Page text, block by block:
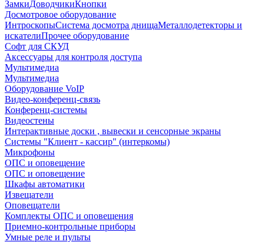
ЗамкиДоводчикиКнопки
Досмотровое оборудование
ИнтроскопыСистема досмотра днищаМеталлодетекторы и
искателиПрочее оборудование
Софт для СКУД
Аксессуары для контроля доступа
Мультимедиа
Мультимедиа
Оборудование VoIP
Видео-конференц-связь
Конференц-системы
Видеостены
Интерактивные доски , вывески и сенсорные экраны
Системы "Клиент - кассир" (интеркомы)
Микрофоны
ОПС и оповещение
ОПС и оповещение
Шкафы автоматики
Извещатели
Оповещатели
Комплекты ОПС и оповещения
Приемно-контрольные приборы
Умные реле и пульты